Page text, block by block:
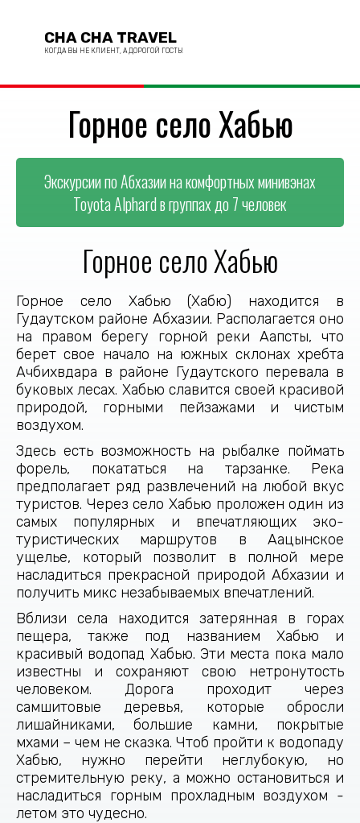
CHA CHA TRAVEL
КОГДА ВЫ НЕ КЛИЕНТ, А ДОРОГОЙ ГОСТЬ!
Горное село Хабью
Экскурсии по Абхазии на комфортных минивэнах
Toyota Alphard в группах до 7 человек
Горное село Хабью
Горное село Хабью (Хабю) находится в
Гудаутском районе Абхазии. Располагается оно
на правом берегу горной реки Аапсты, что
берет свое начало на южных склонах хребта
Ачбихвдара в районе Гудаутского перевала в
буковых лесах. Хабью славится своей красивой
природой, горными пейзажами и чистым
воздухом.
Здесь есть возможность на рыбалке поймать
форель, покататься на тарзанке. Река
предполагает ряд развлечений на любой вкус
туристов. Через село Хабью проложен один из
самых популярных и впечатляющих эко-
туристических маршрутов в Аацынское
ущелье, который позволит в полной мере
насладиться прекрасной природой Абхазии и
получить микс незабываемых впечатлений.
Вблизи села находится затерянная в горах
пещера, также под названием Хабью и
красивый водопад Хабью. Эти места пока мало
известны и сохраняют свою нетронутость
человеком. Дорога проходит через
самшитовые деревья, которые обросли
лишайниками, большие камни, покрытые
мхами – чем не сказка. Чтоб пройти к водопаду
Хабью, нужно перейти неглубокую, но
стремительную реку, а можно остановиться и
насладиться горным прохладным воздухом -
летом это чудесно.